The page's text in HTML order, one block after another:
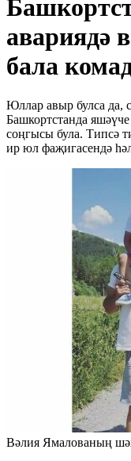
авариядә
бала
Юллар авыр булса да,
Башкортстанда
соңгысы була. Типсә
ир юл фаҗигасендә
Вәлия Ямалованың